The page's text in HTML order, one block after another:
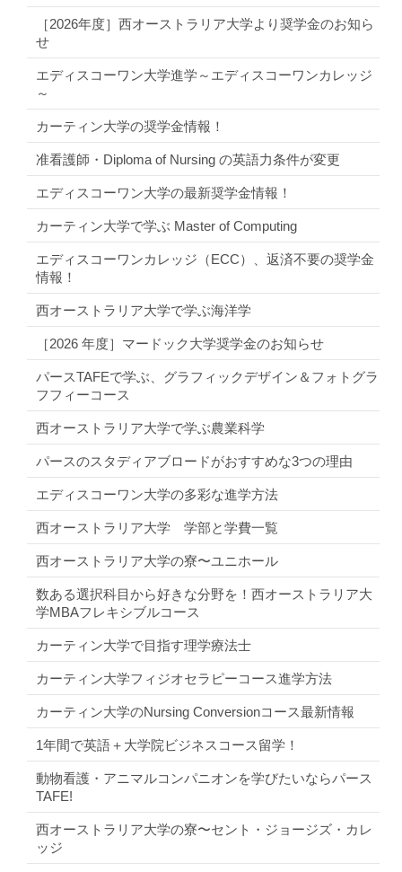
［2026年度］西オーストラリア大学より奨学金のお知ら
せ
エディスコーワン大学進学～エディスコーワンカレッジ
～
カーティン大学の奨学金情報！
准看護師・Diploma of Nursing の英語力条件が変更
エディスコーワン大学の最新奨学金情報！
カーティン大学で学ぶ Master of Computing
エディスコーワンカレッジ（ECC）、返済不要の奨学金
情報！
西オーストラリア大学で学ぶ海洋学
［2026 年度］マードック大学奨学金のお知らせ
パースTAFEで学ぶ、グラフィックデザイン＆フォトグラ
フフィーコース
西オーストラリア大学で学ぶ農業科学
パースのスタディアブロードがおすすめな3つの理由
エディスコーワン大学の多彩な進学方法
西オーストラリア大学 学部と学費一覧
西オーストラリア大学の寮〜ユニホール
数ある選択科目から好きな分野を！西オーストラリア大
学MBAフレキシブルコース
カーティン大学で目指す理学療法士
カーティン大学フィジオセラピーコース進学方法
カーティン大学のNursing Conversionコース最新情報
1年間で英語＋大学院ビジネスコース留学！
動物看護・アニマルコンパニオンを学びたいならパース
TAFE!
西オーストラリア大学の寮〜セント・ジョージズ・カレ
ッジ